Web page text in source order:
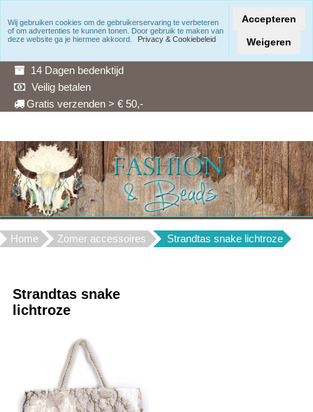
Snelle levering
14 Dagen bedenktijd
Veilig betalen
Gratis verzenden > € 50,-
Home Zomer accessoires Strandtas snake lichtroze
Strandtas snake
lichtroze
Wij gebruiken cookies om de gebruikerservaring te verbeteren
of om advertenties te kunnen tonen. Door gebruik te maken van
deze website ga je hiermee akkoord.
Privacy & Cookiebeleid
Accepteren
Weigeren